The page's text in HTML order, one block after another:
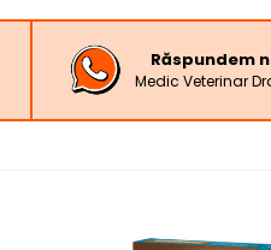
Răspundem
Medic Veterinar